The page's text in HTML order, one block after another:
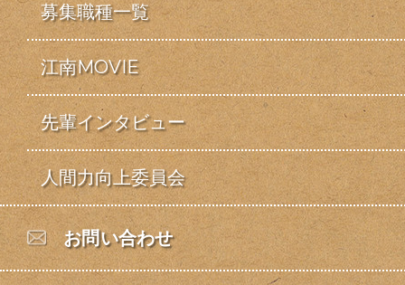
募集職種一覧
江南MOVIE
先輩インタビュー
人間力向上委員会
お問い合わせ